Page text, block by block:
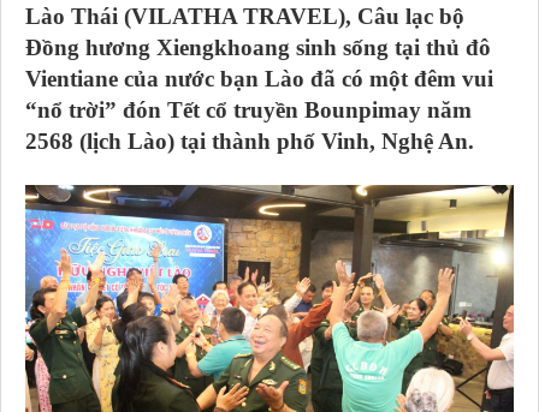
Lào Thái (VILATHA TRAVEL), Câu lạc bộ
Đồng hương Xiengkhoang sinh sống tại thủ đô
Vientiane của nước bạn Lào đã có một đêm vui
“nổ trời” đón Tết cổ truyền Bounpimay năm
2568 (lịch Lào) tại thành phố Vinh, Nghệ An.